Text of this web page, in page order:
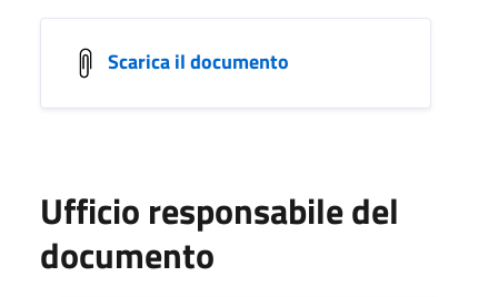
Scarica il documento
Ufficio responsabile del
documento